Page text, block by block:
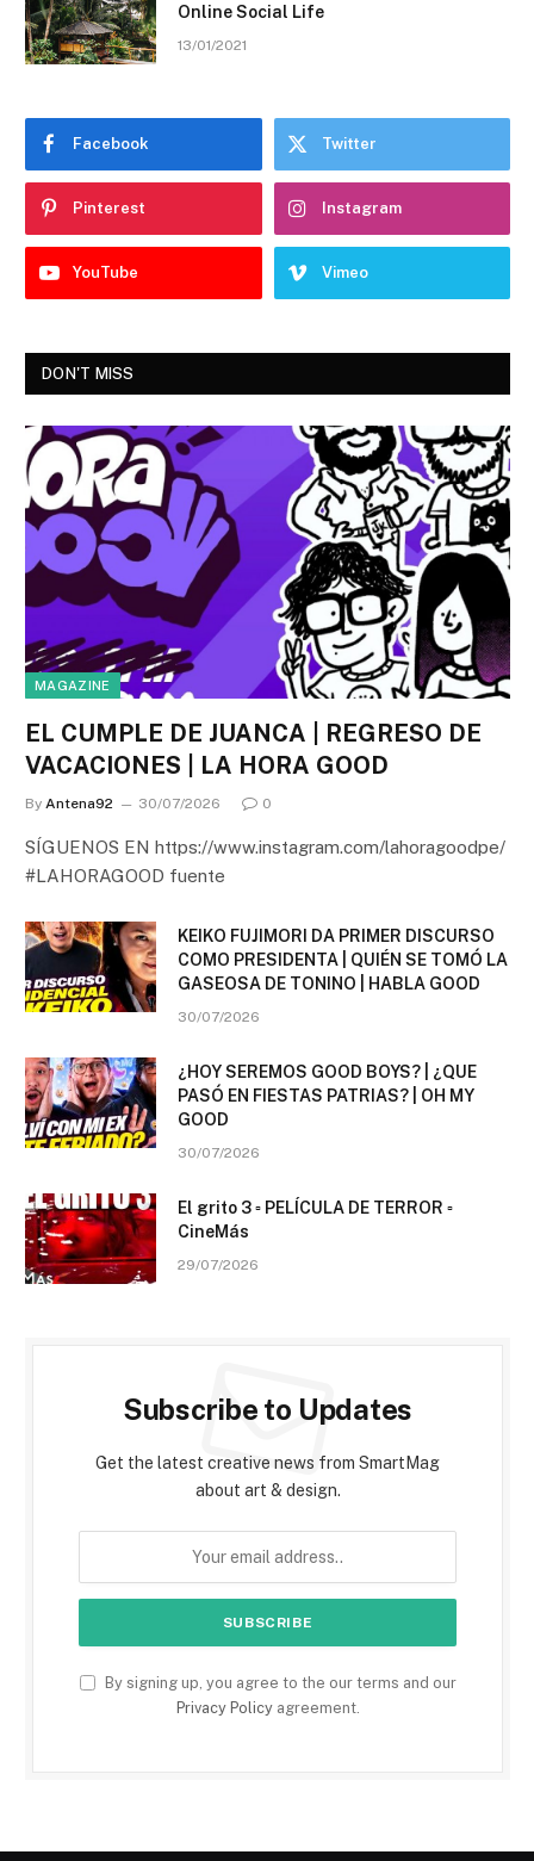
Online Social Life
13/01/2021
Facebook Twitter
Pinterest Instagram
YouTube Vimeo
DON'T MISS
MAGAZINE
EL CUMPLE DE JUANCA | REGRESO DE
VACACIONES | LA HORA GOOD
By Antena92 30/07/2026 0
SÍGUENOS EN https://www.instagram.com/lahoragoodpe/
#LAHORAGOOD fuente
KEIKO FUJIMORI DA PRIMER DISCURSO
COMO PRESIDENTA | QUIÉN SE TOMÓ LA
GASEOSA DE TONINO | HABLA GOOD
30/07/2026
¿HOY SEREMOS GOOD BOYS? | ¿QUE
PASÓ EN FIESTAS PATRIAS? | OH MY
GOOD
30/07/2026
El grito 3 ▫️ PELÍCULA DE TERROR ▫️
CineMás
29/07/2026
Subscribe to Updates
Get the latest creative news from SmartMag
about art & design.
By signing up, you agree to the our terms and our
Privacy Policyagreement.